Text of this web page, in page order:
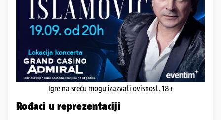
Igre na sreću mogu izazvati ovisnost. 18+
Rođaci u reprezentaciji